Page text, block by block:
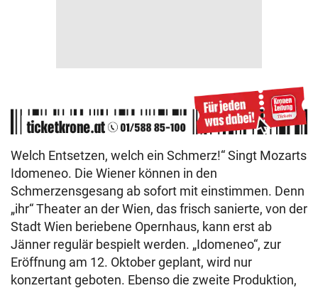
Welch Entsetzen, welch ein Schmerz!“ Singt Mozarts
Idomeneo. Die Wiener können in den
Schmerzensgesang ab sofort mit einstimmen. Denn
„ihr“ Theater an der Wien, das frisch sanierte, von der
Stadt Wien beriebene Opernhaus, kann erst ab
Jänner regulär bespielt werden. „Idomeneo“, zur
Eröffnung am 12. Oktober geplant, wird nur
konzertant geboten. Ebenso die zweite Produktion,